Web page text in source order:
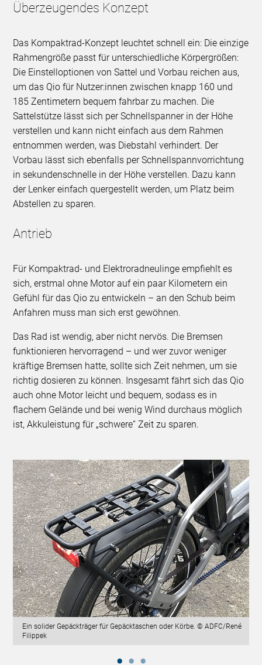
Überzeugendes Konzept
Das Kompaktrad-Konzept leuchtet schnell ein: Die einzige
Rahmengröße passt für unterschiedliche Körpergrößen:
Die Einstelloptionen von Sattel und Vorbau reichen aus,
um das Qio für Nutzer:innen zwischen knapp 160 und
185 Zentimetern bequem fahrbar zu machen. Die
Sattelstütze lässt sich per Schnellspanner in der Höhe
verstellen und kann nicht einfach aus dem Rahmen
entnommen werden, was Diebstahl verhindert. Der
Vorbau lässt sich ebenfalls per Schnellspannvorrichtung
in sekundenschnelle in der Höhe verstellen. Dazu kann
der Lenker einfach quergestellt werden, um Platz beim
Abstellen zu sparen.
Antrieb
Für Kompaktrad- und Elektroradneulinge empfiehlt es
sich, erstmal ohne Motor auf ein paar Kilometern ein
Gefühl für das Qio zu entwickeln – an den Schub beim
Anfahren muss man sich erst gewöhnen.
Das Rad ist wendig, aber nicht nervös. Die Bremsen
funktionieren hervorragend – und wer zuvor weniger
kräftige Bremsen hatte, sollte sich Zeit nehmen, um sie
richtig dosieren zu können. Insgesamt fährt sich das Qio
auch ohne Motor leicht und bequem, sodass es in
flachem Gelände und bei wenig Wind durchaus möglich
ist, Akkuleistung für „schwere“ Zeit zu sparen.
Ein solider Gepäckträger für Gepäcktaschen oder Körbe. © ADFC/René
Filippek